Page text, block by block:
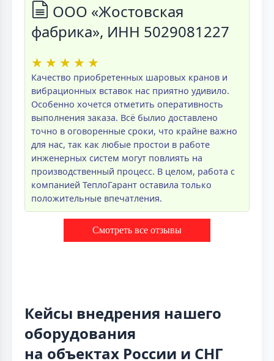
ООО «Жостовская
фабрика», ИНН 5029081227
★ ★ ★ ★ ★
Качество приобретенных шаровых кранов и
вибрационных вставок нас приятно удивило.
Особенно хочется отметить оперативность
выполнения заказа. Всё былио доставлено
точно в оговоренные сроки, что крайне важно
для нас, так как любые простои в работе
инженерных систем могут повлиять на
производственный процесс. В целом, работа с
компанией ТеплоГарант оставила только
положительные впечатления.
Смотреть все отзывы
Кейсы внедрения нашего
оборудования
на объектах России и СНГ